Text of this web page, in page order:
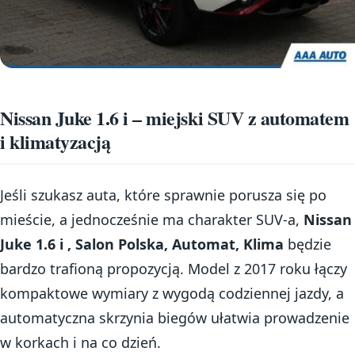
Nissan Juke 1.6 i – miejski SUV z automatem
i klimatyzacją
Jeśli szukasz auta, które sprawnie porusza się po
mieście, a jednocześnie ma charakter SUV-a, Nissan
Juke 1.6 i , Salon Polska, Automat, Klima będzie
bardzo trafioną propozycją. Model z 2017 roku łączy
kompaktowe wymiary z wygodą codziennej jazdy, a
automatyczna skrzynia biegów ułatwia prowadzenie
w korkach i na co dzień.